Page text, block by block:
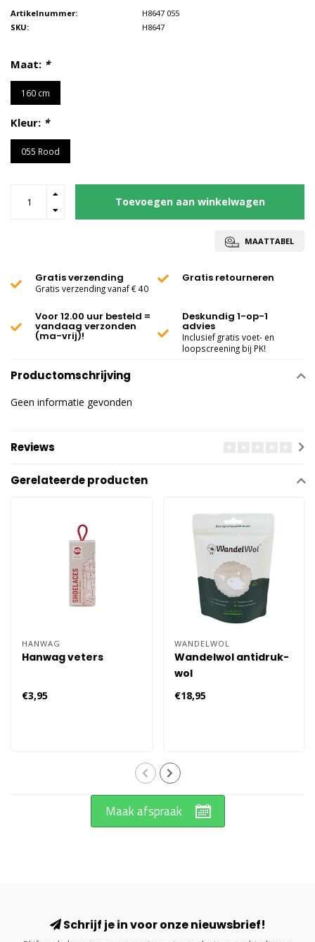
Artikelnummer:
H8647 055
SKU:
H8647
Maat: *
160 cm
Kleur: *
055 Rood
Toevoegen aan winkelwagen
MAATTABEL
Gratis verzending
Gratis verzending vanaf € 40
Gratis retourneren
Voor 12.00 uur besteld =
vandaag verzonden
(ma-vrij)!
Deskundig 1-op-1
advies
Inclusief gratis voet- en
loopscreening bij PK!
Productomschrijving
Geen informatie gevonden
Reviews
Gerelateerde producten
HANWAG
Hanwag veters
€3,95
WANDELWOL
Wandelwol antidruk-
wol
€18,95
Maak afspraak
Schrijf je in voor onze nieuwsbrief!